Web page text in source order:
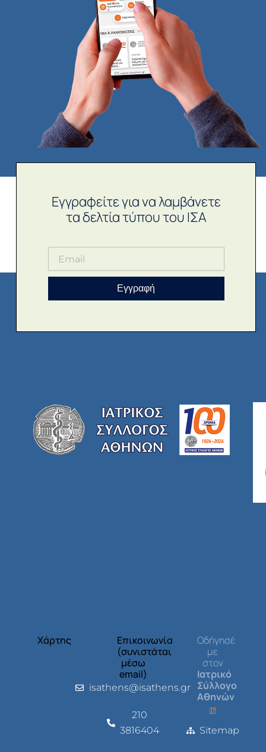
Εγγραφείτε για να λαμβάνετε
τα δελτία τύπου του ΙΣΑ
Εγγραφή
Χάρτης
Επικοινωνία
(συνιστάται
μέσω
email)
isathens@isathens.gr
210
3816404
Οδήγησέ
με
στον
Ιατρικό
Σύλλογο
Αθηνών
Sitemap